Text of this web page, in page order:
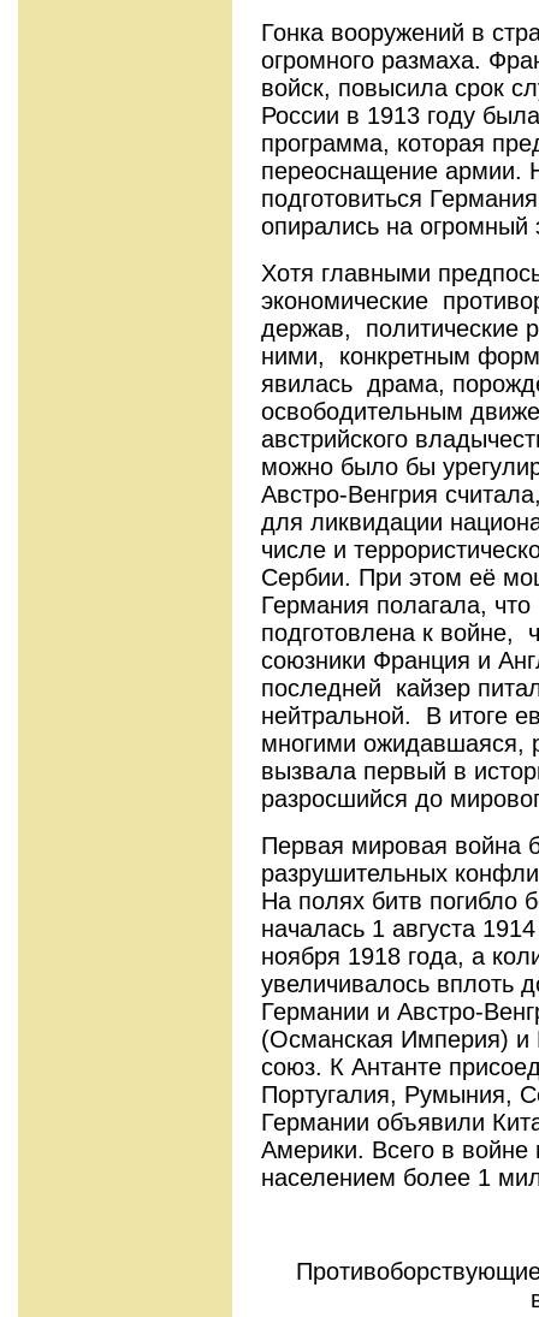
Гонка вооружений в
огромного размаха.
войск, повысила срок
России в 1913 году
программа, которая
переоснащение армии.
подготовиться
опирались на огромный
Хотя главными
экономические
держав, политические
ними, конкретным
явилась драма,
освободительным
австрийского
можно было бы
Австро-Венгрия
для ликвидации
числе и
Сербии. При этом её
Германия полагала,
подготовлена к войне,
союзники Франция и
последней кайзер
нейтральной. В итоге
многими ожидавшаяся,
вызвала первый в
разросшийся до
Первая мировая война
разрушительных
На полях битв погибло
началась 1 августа
ноября 1918 года, а
увеличивалось вплоть
Германии и Австро-
(Османская Империя) и
союз. К Антанте
Португалия, Румыния,
Германии объявили
Америки. Всего в войне
населением более 1